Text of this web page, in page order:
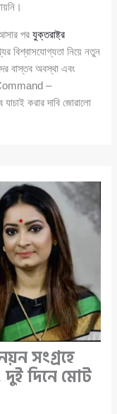
আসার পরযুক্তরাষ্ট্র
বিশ্বাসযোগ্যতা নিয়ে নতুন
বাস্তব অবস্থা এবং
–
করার দাবি জোরালো
সংগ্রহে
দুই দিনে মোট